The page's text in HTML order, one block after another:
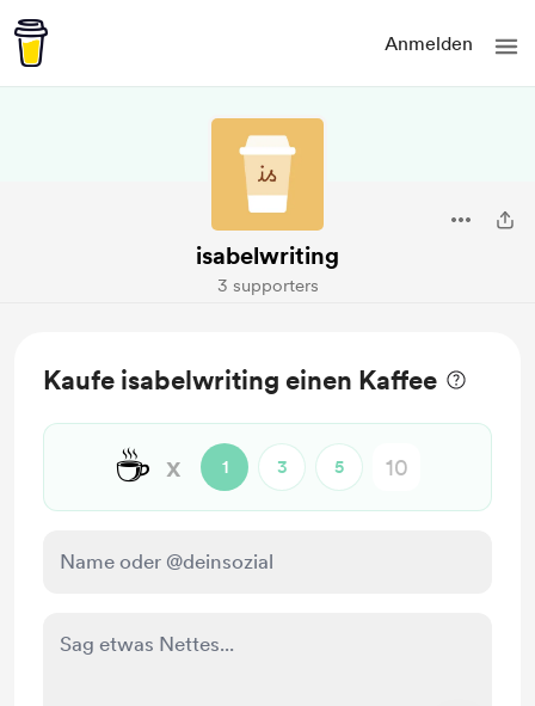
Anmelden
isabelwriting
3 supporters
Kaufe isabelwriting einen Kaffee
☕ x 1 3 5